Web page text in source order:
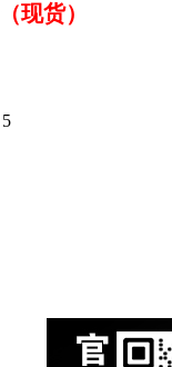
（现货）